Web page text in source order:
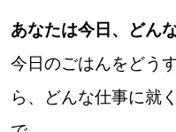
道東
あなたは今日、どん
今日のごはんをどう
ら、どんな仕事に就